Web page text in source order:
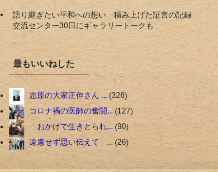
語り継ぎたい平和への想い 積み上げた証言の記録
交流センター30日にギャラリートークも
最もいいねした
志原の大家正伸さん ... 326
コロナ禍の医師の奮闘... 127
「おかげで生きとられ... 90
遠慮せず思い伝えて ... 26